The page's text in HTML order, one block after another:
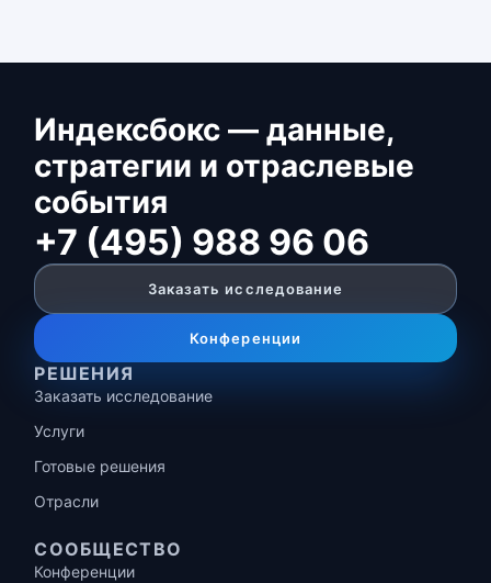
Индексбокс — данные,
стратегии и отраслевые
события
+7 (495) 988 96 06
Заказать исследование
Конференции
РЕШЕНИЯ
Заказать исследование
Услуги
Готовые решения
Отрасли
СООБЩЕСТВО
Конференции